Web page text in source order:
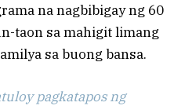
na nagbibigay ng 60
taon sa mahigit limang
sa buong bansa.
pagkatapos ng